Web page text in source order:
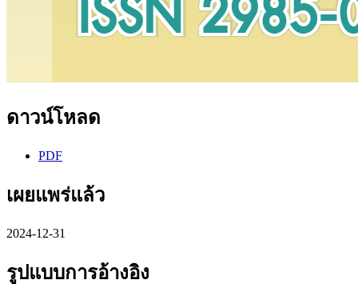
ดาวน์โหลด
PDF
เผยแพร่แล้ว
2024-12-31
รูปแบบการอ้างอิง